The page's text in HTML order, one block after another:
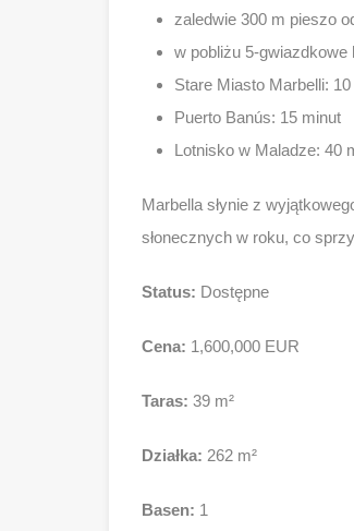
zaledwie 300 m pieszo
w pobliżu 5-gwiazdkowe
Stare Miasto Marbelli:
Puerto Banús: 15 minut
Lotnisko w Maladze: 40
Marbella słynie z
słonecznych w roku, co
Status: Dostępne
Cena: 1,600,000 EUR
Taras: 39 m²
Działka: 262 m²
Basen: 1